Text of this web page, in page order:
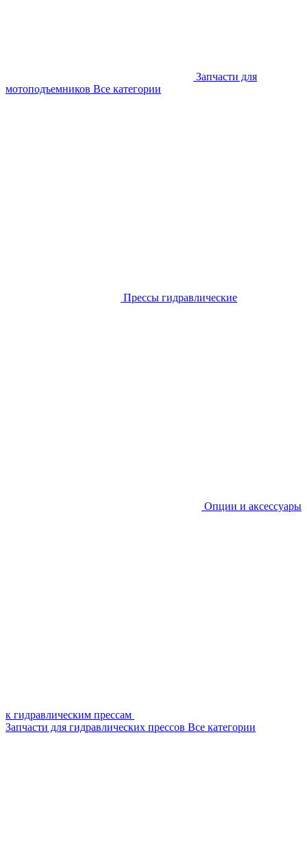
Запчасти для
мотоподъемников Все категории
Прессы гидравлические
Опции и аксессуары
к гидравлическим прессам
Запчасти для гидравлических прессов Все категории